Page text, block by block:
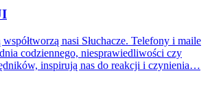
nasi Słuchacze. Telefony i maile
codziennego, niesprawiedliwości czy
inspirują nas do reakcji i czynienia…